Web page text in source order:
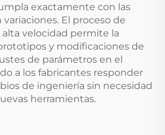
exactamente con las
El proceso de
alta velocidad permite la
y modificaciones de
de parámetros en el
a los fabricantes responder
de ingeniería sin necesidad
herramientas.